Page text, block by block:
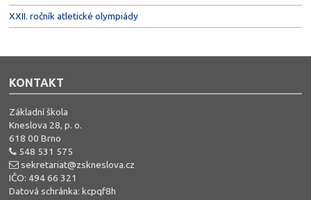
XXII. ročník atletické olympiády
KONTAKT
Základní škola
Kneslova 28, p. o.
618 00 Brno
548 531 575
sekretariat@zskneslova.cz
IČO: 494 66 321
Datová schránka: kcpqf8h